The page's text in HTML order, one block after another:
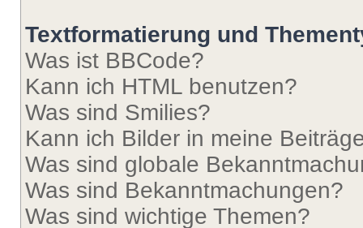
Textformatierung und
Was ist BBCode?
Kann ich HTML benutzen?
Was sind Smilies?
Kann ich Bilder in meine
Was sind globale
Was sind Bekanntmachungen?
Was sind wichtige Themen?